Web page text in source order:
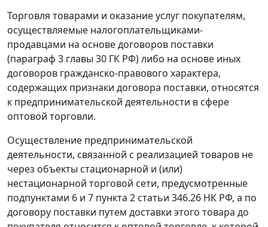
Торговля товарами и оказание услуг покупателям,
осуществляемые налогоплательщиками-
продавцами на основе договоров поставки
(параграф 3 главы 30 ГК РФ) либо на основе иных
договоров гражданско-правового характера,
содержащих признаки договора поставки, относятся
к предпринимательской деятельности в сфере
оптовой торговли.
Осуществление предпринимательской
деятельности, связанной с реализацией товаров не
через объекты стационарной и (или)
нестационарной торговой сети, предусмотренные
подпунктами 6 и 7 пункта 2 статьи 346.26 НК РФ, а по
договору поставки путем доставки этого товара до